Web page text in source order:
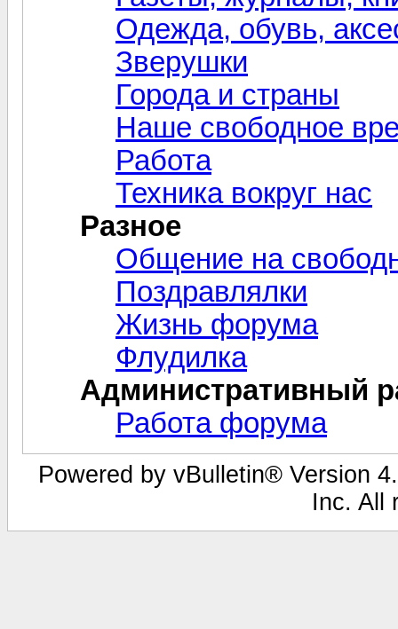
Одежда, обувь,
Зверушки
Города и страны
Наше свободное
Работа
Техника вокруг нас
Разное
Общение на
Поздравлялки
Жизнь форума
Флудилка
Административный
Работа форума
Powered by vBulletin® Version
Inc. All